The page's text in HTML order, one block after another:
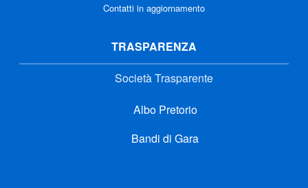
Contatti in aggiornamento
TRASPARENZA
Società Trasparente
Albo Pretorio
Bandi di Gara